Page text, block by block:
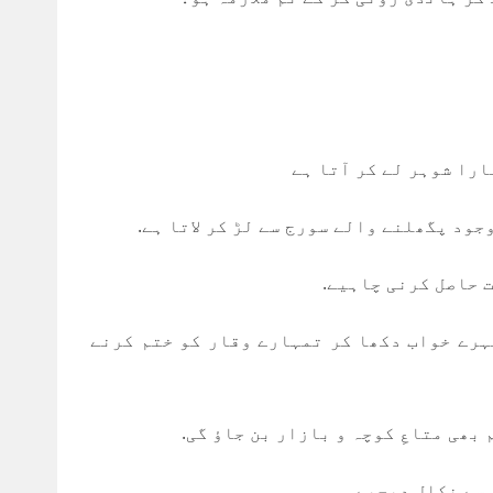
شوہر لے کر آتا ہے
پگھلنے والے سورج سے لڑ کر لاتا ہے.
حاصل کرنی چاہیے.
خواب دکھا کر تمہارے وقار کو ختم کرنے
بھی متاعِ کوچہ و بازار بن جاؤ گی.